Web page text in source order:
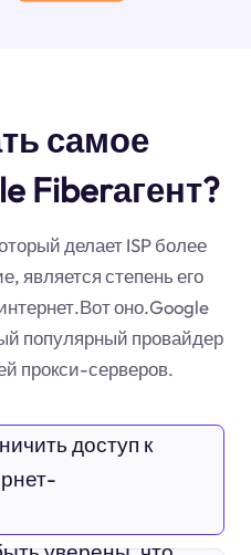
самое
Fiberагент?
делает ISP более
является степень его
оно.Google
популярный провайдер
прокси-серверов.
доступ к